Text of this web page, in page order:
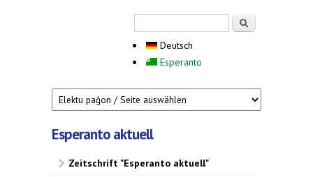
Deutsch
Esperanto
Esperanto aktuell
Zeitschrift "Esperanto aktuell"